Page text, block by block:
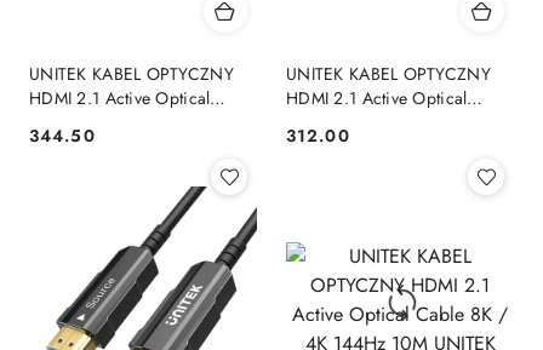
UNITEK KABEL OPTYCZNY
HDMI 2.1 Active Optical
Cena:
344.50
UNITEK KABEL OPTYCZNY
HDMI 2.1 Active Optical
UNITEK
Cena:
312.00